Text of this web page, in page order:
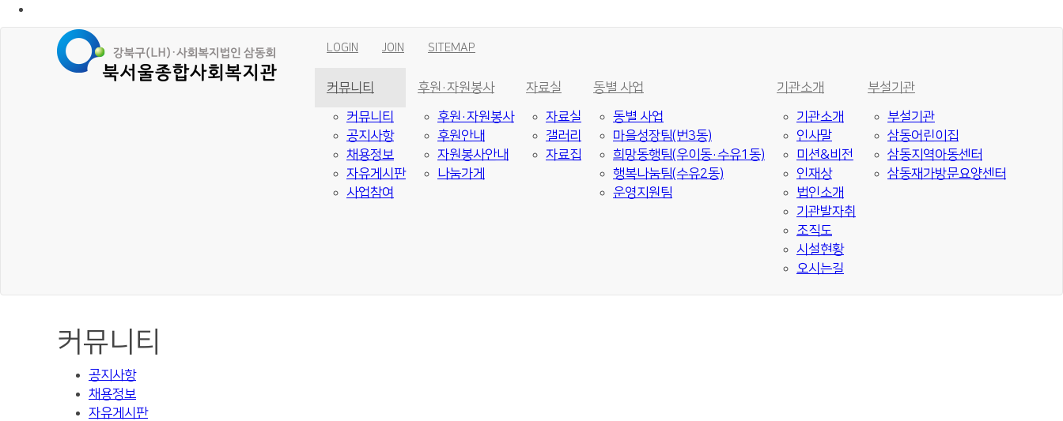
LOGIN JOIN SITEMAP
커뮤니티
커뮤니티
공지사항
채용정보
자유게시판
사업참여
후원·자원봉사
후원·자원봉사
후원안내
자원봉사안내
나눔가게
자료실
자료실
갤러리
자료집
동별 사업
동별 사업
마을성장팀(번3동)
희망동행팀(우이동·수유1동)
행복나눔팀(수유2동)
운영지원팀
기관소개
기관소개
인사말
미션&비전
인재상
법인소개
기관발자취
조직도
시설현황
오시는길
부설기관
부설기관
삼동어린이집
삼동지역아동센터
삼동재가방문요양센터
커뮤니티
공지사항
채용정보
자유게시판